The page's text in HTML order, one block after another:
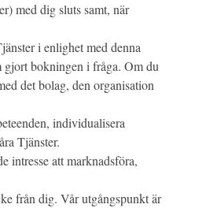
med dig sluts samt, när
i enlighet med denna
gjort bokningen i fråga. Om du
det bolag, den organisation
individualisera
Tjänster.
intresse att marknadsföra,
från dig. Vår utgångspunkt är